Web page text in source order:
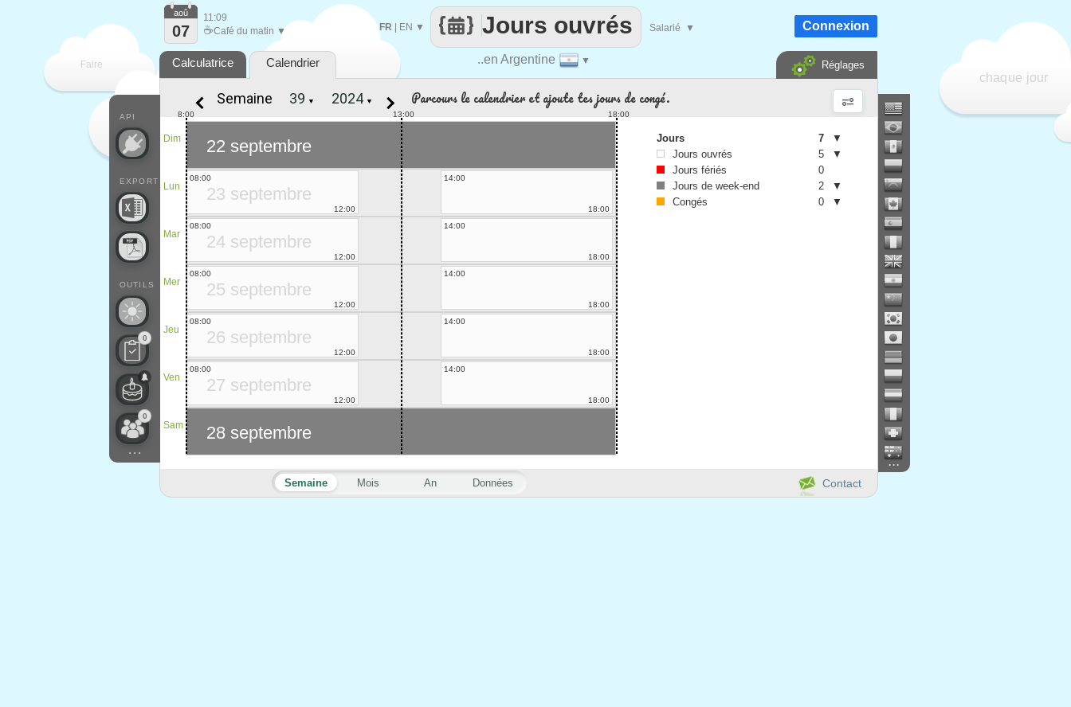
Faire
que
chaque jour
..en Argentine ▼
Jours ouvrés
FR EN ▼ Salarié ▼
API
EXPORT
OUTILS
0
0
...
aoû
07
11:09
☕Café du matin ▼ Connexion
Calculatrice Calendrier Réglages
...
Contact
Semaine Mois An Données
Semaine ▼ ▼ Parcours le calendrier et ajoute tes jours de congé.
Dim
Lun
Mar
Mer
Jeu
Ven
Sam
13:00
8:00 18:00
22 septembre
23 septembre
08:00
12:00
14:00
18:00
24 septembre
08:00
12:00
14:00
18:00
25 septembre
08:00
12:00
14:00
18:00
26 septembre
08:00
12:00
14:00
18:00
27 septembre
08:00
12:00
14:00
18:00
28 septembre
Jours 7
▼
Jours ouvrés
5
▼
Jours fériés
0
Jours de week-end
2
▼
Congés
0 ▼